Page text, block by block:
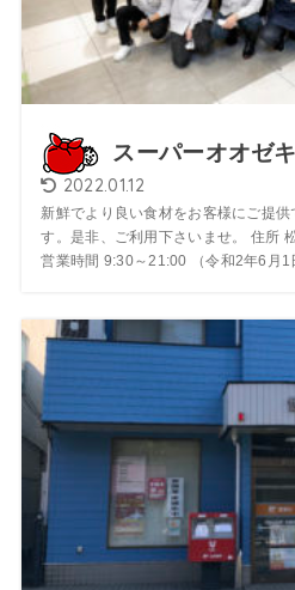
スーパーオオゼ
2022.01.12
新鮮でより良い食材をお客様にご提供
す。是非、ご利用下さいませ。 住所
営業時間 9:30～21:00 （令和2年6月1